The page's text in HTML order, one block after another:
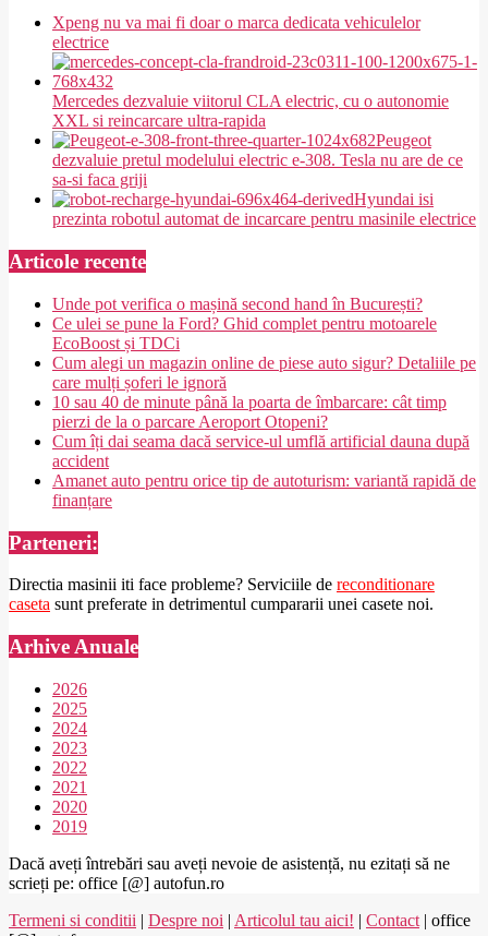
Xpeng nu va mai fi doar o marca dedicata vehiculelor
electrice
Mercedes dezvaluie viitorul CLA electric, cu o autonomie
XXL si reincarcare ultra-rapida
Peugeot
dezvaluie pretul modelului electric e-308. Tesla nu are de ce
sa-si faca griji
Hyundai isi
prezinta robotul automat de incarcare pentru masinile electrice
Articole recente
Unde pot verifica o mașină second hand în București?
Ce ulei se pune la Ford? Ghid complet pentru motoarele
EcoBoost și TDCi
Cum alegi un magazin online de piese auto sigur? Detaliile pe
care mulți șoferi le ignoră
10 sau 40 de minute până la poarta de îmbarcare: cât timp
pierzi de la o parcare Aeroport Otopeni?
Cum îți dai seama dacă service-ul umflă artificial dauna după
accident
Amanet auto pentru orice tip de autoturism: variantă rapidă de
finanțare
Parteneri:
Directia masinii iti face probleme? Serviciile de reconditionare
caseta sunt preferate in detrimentul cumpararii unei casete noi.
Arhive Anuale
2026
2025
2024
2023
2022
2021
2020
2019
Dacă aveți întrebări sau aveți nevoie de asistență, nu ezitați să ne
scrieți pe: office [@] autofun.ro
Termeni si conditii | Despre noi | Articolul tau aici! | Contact | office